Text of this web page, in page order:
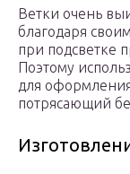
Ветки очень
благодаря
при подсветке
Поэтому
для
потрясающий